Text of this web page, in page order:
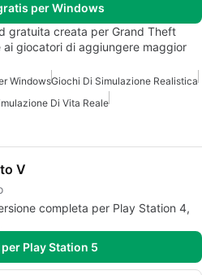
per Windows
gratuita creata per Grand Theft
giocatori di aggiungere maggior
WindowsGiochi Di Simulazione Realistica
Di Vita Reale
V
completa per Play Station 4,
Play Station 5